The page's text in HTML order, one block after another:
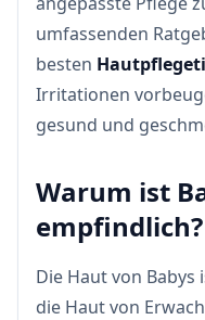
umfassenden
besten
Irritationen
gesund und
Warum ist
empfindlich?
Die Haut von
die Haut von